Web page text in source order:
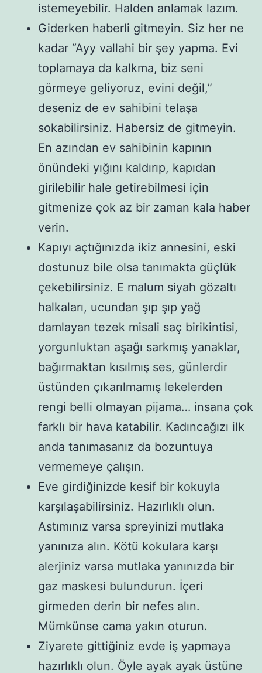
istemeyebilir. Halden anlamak lazım.
Giderken haberli gitmeyin. Siz her ne
kadar “Ayy vallahi bir şey yapma. Evi
toplamaya da kalkma, biz seni
görmeye geliyoruz, evini değil,”
deseniz de ev sahibini telaşa
sokabilirsiniz. Habersiz de gitmeyin.
En azından ev sahibinin kapının
önündeki yığını kaldırıp, kapıdan
girilebilir hale getirebilmesi için
gitmenize çok az bir zaman kala haber
verin.
Kapıyı açtığınızda ikiz annesini, eski
dostunuz bile olsa tanımakta güçlük
çekebilirsiniz. E malum siyah gözaltı
halkaları, ucundan şıp şıp yağ
damlayan tezek misali saç birikintisi,
yorgunluktan aşağı sarkmış yanaklar,
bağırmaktan kısılmış ses, günlerdir
üstünden çıkarılmamış lekelerden
rengi belli olmayan pijama… insana çok
farklı bir hava katabilir. Kadıncağızı ilk
anda tanımasanız da bozuntuya
vermemeye çalışın.
Eve girdiğinizde kesif bir kokuyla
karşılaşabilirsiniz. Hazırlıklı olun.
Astımınız varsa spreyinizi mutlaka
yanınıza alın. Kötü kokulara karşı
alerjiniz varsa mutlaka yanınızda bir
gaz maskesi bulundurun. İçeri
girmeden derin bir nefes alın.
Mümkünse cama yakın oturun.
Ziyarete gittiğiniz evde iş yapmaya
hazırlıklı olun. Öyle ayak ayak üstüne